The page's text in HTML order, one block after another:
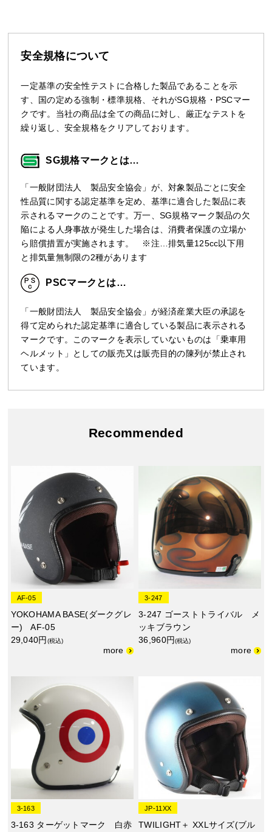
安全規格について
一定基準の安全性テストに合格した製品であることを示
す、国の定める強制・標準規格、それがSG規格・PSCマー
クです。当社の商品は全ての商品に対し、厳正なテストを
繰り返し、安全規格をクリアしております。
SG規格マークとは…
「一般財団法人 製品安全協会」が、対象製品ごとに安全
性品質に関する認定基準を定め、基準に適合した製品に表
示されるマークのことです。万一、SG規格マーク製品の欠
陥による人身事故が発生した場合は、消費者保護の立場か
ら賠償措置が実施されます。 ※注…排気量125cc以下用
と排気量無制限の2種があります
PSCマークとは…
「一般財団法人 製品安全協会」が経済産業大臣の承認を
得て定められた認定基準に適合している製品に表示される
マークです。このマークを表示していないものは「乗車用
ヘルメット」としての販売又は販売目的の陳列が禁止され
ています。
Recommended
AF-05
YOKOHAMA BASE(ダークグレ
ー) AF-05
29,040円 (税込)
3-247
3-247 ゴーストトライバル メ
ッキブラウン
36,960円(税込)
3-163
3-163 ターゲットマーク 白赤
JP-11XX
TWILIGHT＋ XXLサイズ(ブル